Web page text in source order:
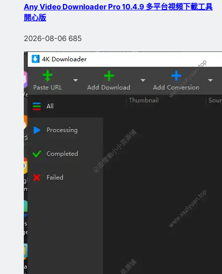
Any Video Downloader Pro 10.4.9 多平台視頻下載工具
開心版
2026-08-06 685